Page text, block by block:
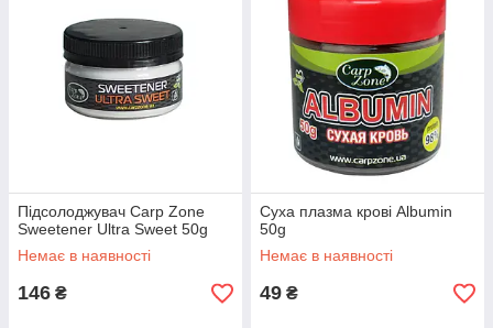
Підсолоджувач Carp Zone
Sweetener Ultra Sweet 50g
Немає в наявності
146 ₴
Суха плазма крові Albumin
50g
Немає в наявності
49 ₴